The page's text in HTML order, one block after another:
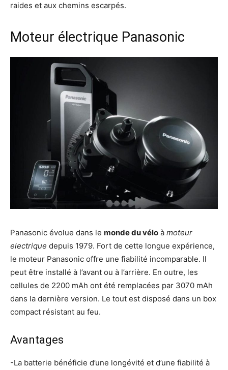
raides et aux chemins escarpés.
Moteur électrique Panasonic
Panasonic évolue dans le monde du vélo à moteur
electrique depuis 1979. Fort de cette longue expérience,
le moteur Panasonic offre une fiabilité incomparable. Il
peut être installé à l’avant ou à l’arrière. En outre, les
cellules de 2200 mAh ont été remplacées par 3070 mAh
dans la dernière version. Le tout est disposé dans un box
compact résistant au feu.
Avantages
-La batterie bénéficie d’une longévité et d’une fiabilité à